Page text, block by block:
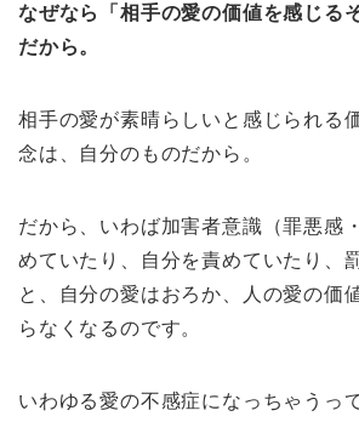
なぜなら「相手の愛の価値を感じる
だから。
相手の愛が素晴らしいと感じられる
念は、自分のものだから。
だから、いわば加害者意識（罪悪感
めていたり、自分を責めていたり、
と、自分の愛はおろか、人の愛の価
らなくなるのです。
いわゆる愛の不感症になっちゃうっ